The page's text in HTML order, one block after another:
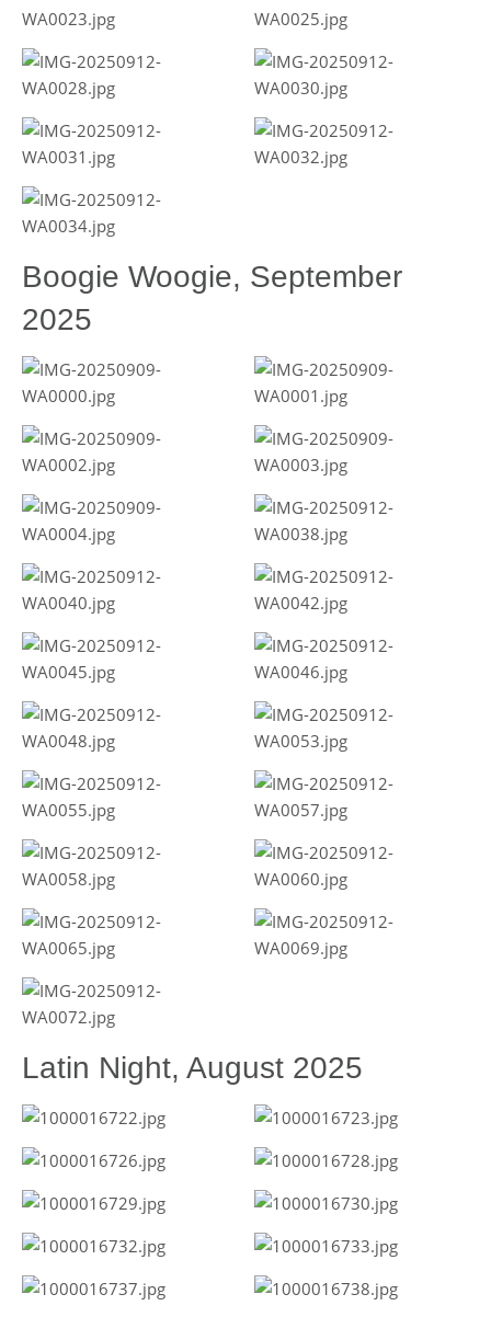
Boogie Woogie, September
2025
Latin Night, August 2025